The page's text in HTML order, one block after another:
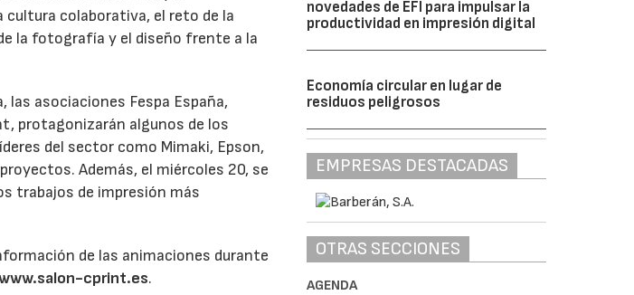
colaborativa, el reto de la
la fotografía y el diseño frente a la
asociaciones Fespa España,
protagonizarán algunos de los
del sector como Mimaki, Epson,
Además, el miércoles 20, se
trabajos de impresión más
de las animaciones durante
cprint.es.
novedades de EFI para impulsar la
productividad en impresión digital
Economía circular en lugar de
residuos peligrosos
EMPRESAS DESTACADAS
OTRAS SECCIONES
AGENDA